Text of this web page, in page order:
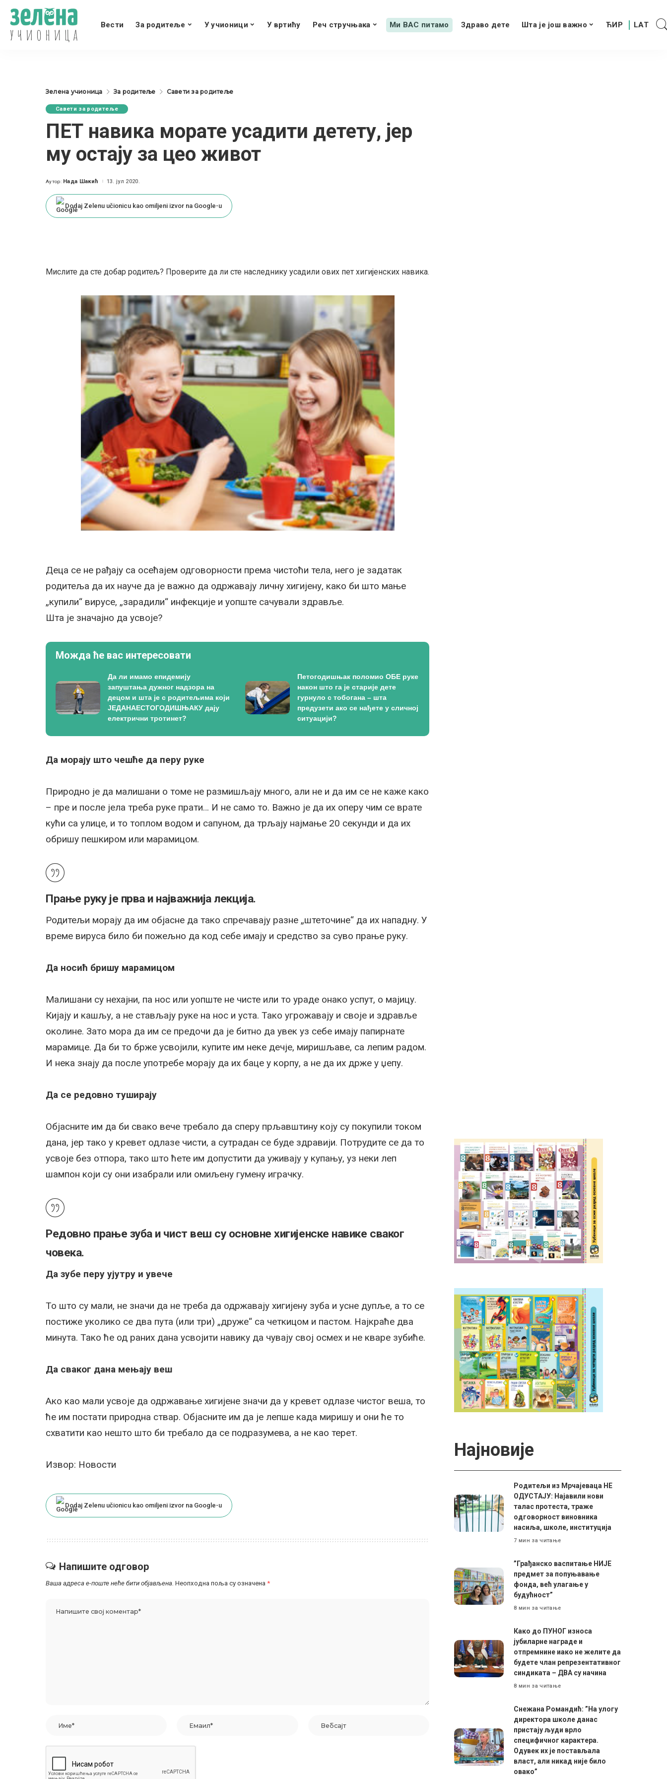
Вести За родитеље У учионици У вртићу Реч стручњака Ми ВАС питамо Здраво дете Шта је још важно
Зелена учионица За родитеље Савети за родитеље
Савети за родитеље
ПЕТ навика морате усадити детету, јер
му остају за цео живот
Posted
Аутор: Нада Шакић 13. јул 2020.
Dodaj Zelenu učionicu kao omiljeni izvor na Google-u
Мислите да сте добар родитељ? Проверите да ли сте наследнику усадили ових пет хигијенских навика.
Деца се не рађају са осећајем одговорности према чистоћи тела, него је задатак
родитеља да их науче да је важно да одржавају личну хигијену, како би што мање
„купили“ вирусе, „зарадили“ инфекције и уопште сачували здравље.
Шта је значајно да усвоје?
Можда ће вас интересовати
Да ли имамо епидемију
запуштања дужног надзора на
децом и шта је с родитељима који
ЈЕДАНАЕСТОГОДИШЊАКУ дају
електрични тротинет?
Петогодишњак поломио ОБЕ руке
након што га је старије дете
гурнуло с тобогана – шта
предузети ако се нађете у сличној
ситуацији?
Да морају што чешће да перу руке
Природно је да малишани о томе не размишљају много, али не и да им се не каже како
– пре и после јела треба руке прати… И не само то. Важно је да их оперу чим се врате
кући са улице, и то топлом водом и сапуном, да трљају најмање 20 секунди и да их
обришу пешкиром или марамицом.
Прање руку је прва и најважнија лекција.
Родитељи морају да им објасне да тако спречавају разне „штеточине“ да их нападну. У
време вируса било би пожељно да код себе имају и средство за суво прање руку.
Да носић бришу марамицом
Малишани су нехајни, па нос или уопште не чисте или то ураде онако успут, о мајицу.
Кијају и кашљу, а не стављају руке на нос и уста. Тако угрожавају и своје и здравље
околине. Зато мора да им се предочи да је битно да увек уз себе имају папирнате
марамице. Да би то брже усвојили, купите им неке дечје, миришљаве, са лепим радом.
И нека знају да после употребе морају да их баце у корпу, а не да их држе у џепу.
Да се редовно туширају
Објасните им да би свако вече требало да сперу прљавштину коју су покупили током
дана, јер тако у кревет одлазе чисти, а сутрадан се буде здравији. Потрудите се да то
усвоје без отпора, тако што ћете им допустити да уживају у купању, уз неки леп
шампон који су они изабрали или омиљену гумену играчку.
Редовно прање зуба и чист веш су основне хигијенске навике сваког
човека.
Да зубе перу ујутру и увече
То што су мали, не значи да не треба да одржавају хигијену зуба и усне дупље, а то се
постиже уколико се два пута (или три) „друже“ са четкицом и пастом. Најкраће два
минута. Тако ће од раних дана усвојити навику да чувају свој осмех и не кваре зубиће.
Да сваког дана мењају веш
Ако као мали усвоје да одржавање хигијене значи да у кревет одлазе чистог веша, то
ће им постати природна ствар. Објасните им да је лепше када миришу и они ће то
схватити као нешто што би требало да се подразумева, а не као терет.
Извор: Новости
Dodaj Zelenu učionicu kao omiljeni izvor na Google-u
Напишите одговор
Ваша адреса е-поште неће бити објављена. Неопходна поља су означена *
Најновије
Родитељи из Мрчајеваца НЕ
ОДУСТАЈУ: Најавили нови
талас протеста, траже
одговорност виновника
насиља, школе, институција
7 мин за читање
”Грађанско васпитање НИЈЕ
предмет за попуњавање
фонда, већ улагање у
будућност”
8 мин за читање
Како до ПУНОГ износа
јубиларне награде и
отпремнине иако не желите да
будете члан репрезентативног
синдиката – ДВА су начина
8 мин за читање
Снежана Романдић: ”На улогу
директора школе данас
пристају људи врло
специфичног карактера.
Одувек их је постављала
власт, али никад није било
овако”